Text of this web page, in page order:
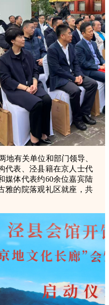
地有关单位和部门领导、
代表、泾县籍在京人士代
媒体代表约60余位嘉宾陆
雅的院落观礼区就座，共